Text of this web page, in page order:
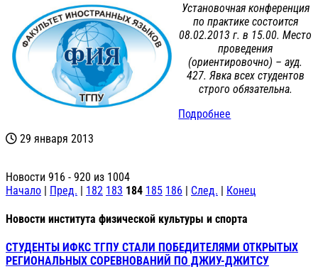
Установочная конференция
по практике состоится
08.02.2013 г. в 15.00. Место
проведения
(ориентировочно) – ауд.
427. Явка всех студентов
строго обязательна.
Подробнее
29 января 2013
Новости 916 - 920 из 1004
Начало | Пред. | 182 183 184 185 186 | След. | Конец
Новости института физической культуры и спорта
СТУДЕНТЫ ИФКС ТГПУ СТАЛИ ПОБЕДИТЕЛЯМИ ОТКРЫТЫХ
РЕГИОНАЛЬНЫХ СОРЕВНОВАНИЙ ПО ДЖИУ-ДЖИТСУ